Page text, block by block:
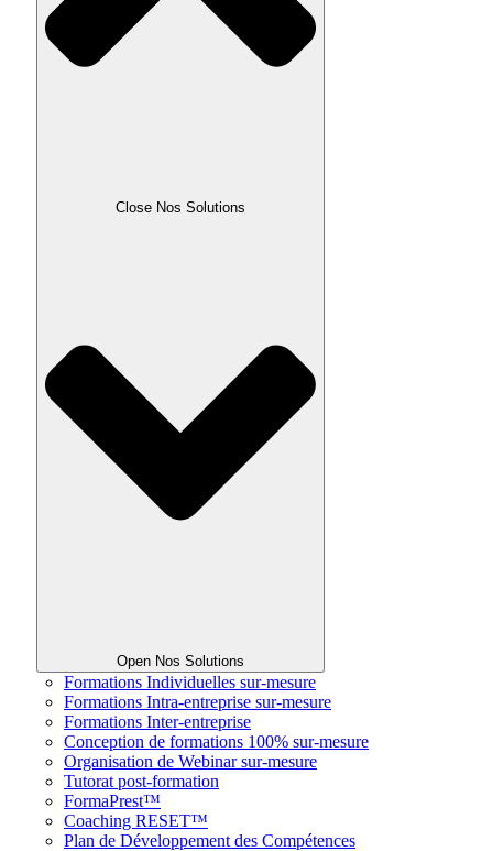
Close Nos Solutions
Open Nos Solutions
Formations Individuelles sur-mesure
Formations Intra-entreprise sur-mesure
Formations Inter-entreprise
Conception de formations 100% sur-mesure
Organisation de Webinar sur-mesure
Tutorat post-formation
FormaPrest™
Coaching RESET™
Plan de Développement des Compétences